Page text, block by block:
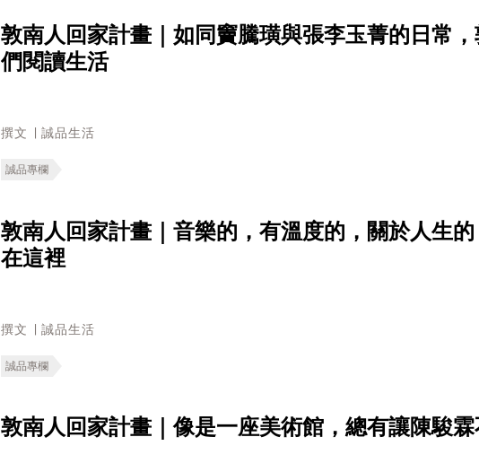
敦南人回家計畫｜如同竇騰璜與張李玉菁的日常
們閱讀生活
撰文 ∣ 誠品生活
誠品專欄
敦南人回家計畫｜音樂的，有溫度的，關於人生
在這裡
撰文 ∣ 誠品生活
誠品專欄
敦南人回家計畫｜像是一座美術館，總有讓陳駿